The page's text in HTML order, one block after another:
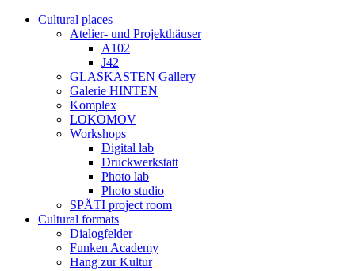
Cultural places
Atelier- und Projekthäuser
A102
J42
GLASKASTEN Gallery
Galerie HINTEN
Komplex
LOKOMOV
Workshops
Digital lab
Druckwerkstatt
Photo lab
Photo studio
SPÄTI project room
Cultural formats
Dialogfelder
Funken Academy
Hang zur Kultur